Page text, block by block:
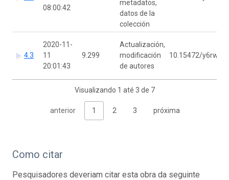
08:00:42
metadatos,
datos de la
colección
4.3
2020-11-
11
20:01:43
9.299
Actualización,
modificación
de autores
10.15472/y6rwfq
Visualizando 1 até 3 de 7
anterior 1 2 3 próxima
Como citar
Pesquisadores deveriam citar esta obra da seguinte